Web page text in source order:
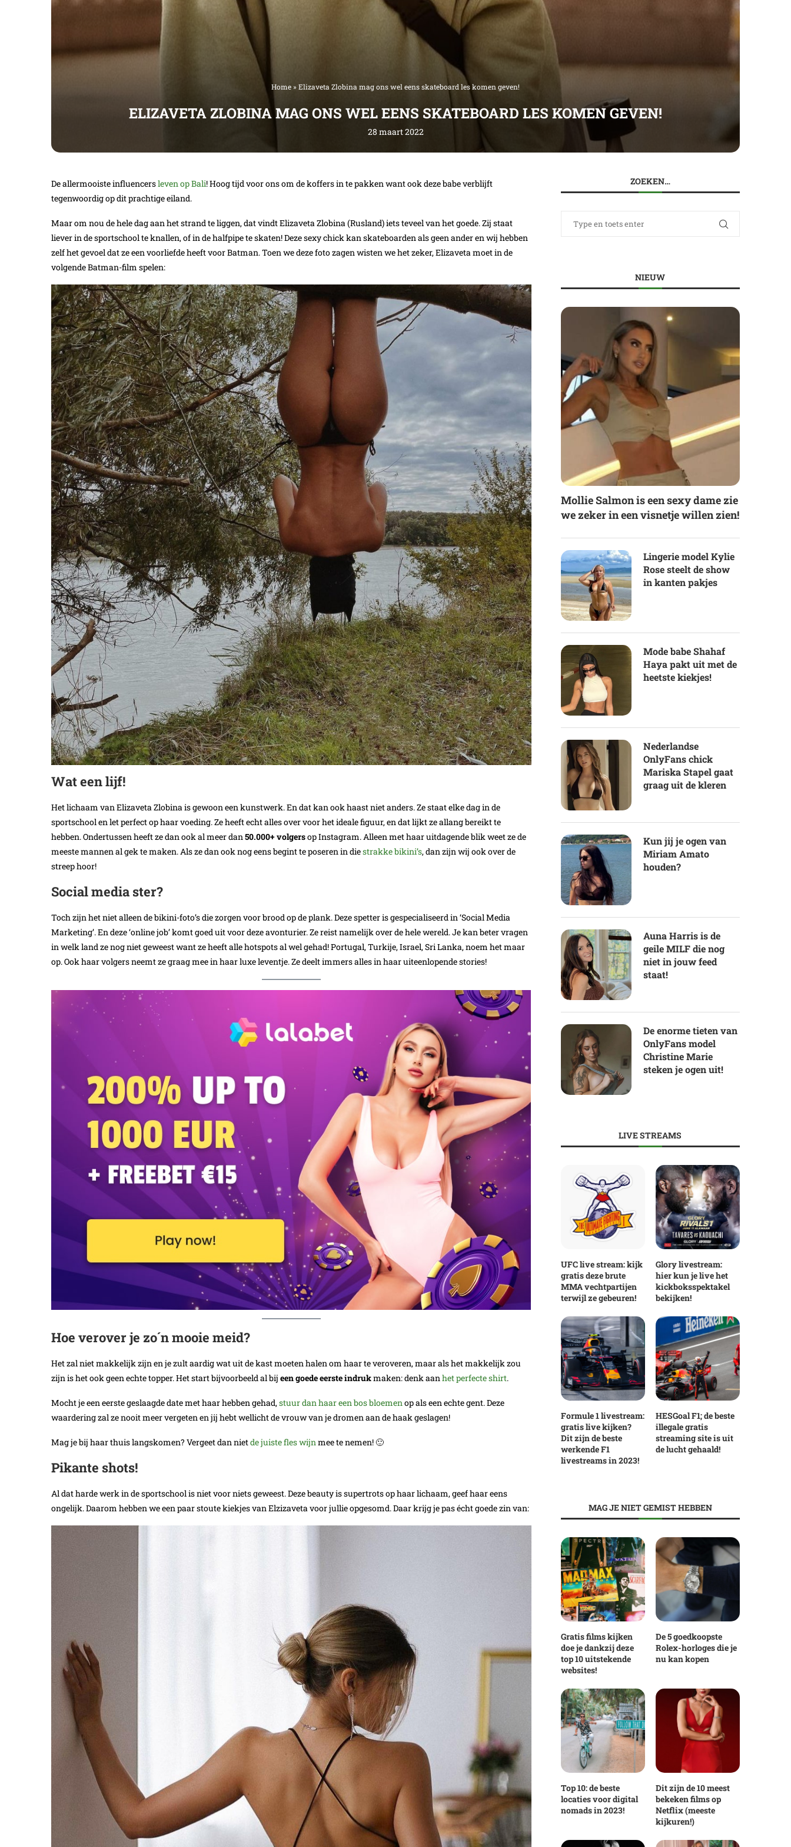
Home» Elizaveta Zlobina mag ons wel eens skateboard les komen geven!
ELIZAVETA ZLOBINA MAG ONS WEL EENS SKATEBOARD LES KOMEN GEVEN!
28 maart 2022
De allermooiste influencersleven op Bali! Hoog tijd voor ons om de koffers in te pakken want ook deze babe verblijft
tegenwoordig op dit prachtige eiland.
Maar om nou de hele dag aan het strand te liggen, dat vindt Elizaveta Zlobina (Rusland) iets teveel van het goede. Zij staat
liever in de sportschool te knallen, of in de halfpipe te skaten! Deze sexy chick kan skateboarden als geen ander en wij hebben
zelf het gevoel dat ze een voorliefde heeft voor Batman. Toen we deze foto zagen wisten we het zeker, Elizaveta moet in de
volgende Batman-film spelen:
Wat een lijf!
Het lichaam van Elizaveta Zlobina is gewoon een kunstwerk. En dat kan ook haast niet anders. Ze staat elke dag in de
sportschool en let perfect op haar voeding. Ze heeft echt alles over voor het ideale figuur, en dat lijkt ze allang bereikt te
hebben. Ondertussen heeft ze dan ook al meer dan 50.000+ volgersop Instagram. Alleen met haar uitdagende blik weet ze de
meeste mannen al gek te maken. Als ze dan ook nog eens begint te poseren in diestrakke bikini’s, dan zijn wij ook over de
streep hoor!
Social media ster?
Toch zijn het niet alleen de bikini-foto’s die zorgen voor brood op de plank. Deze spetter is gespecialiseerd in ‘Social Media
Marketing’. En deze ‘online job’ komt goed uit voor deze avonturier. Ze reist namelijk over de hele wereld. Je kan beter vragen
in welk land ze nog niet geweest want ze heeft alle hotspots al wel gehad! Portugal, Turkije, Israel, Sri Lanka, noem het maar
op. Ook haar volgers neemt ze graag mee in haar luxe leventje. Ze deelt immers alles in haar uiteenlopende stories!
Hoe verover je zo´n mooie meid?
Het zal niet makkelijk zijn en je zult aardig wat uit de kast moeten halen om haar te veroveren, maar als het makkelijk zou
zijn is het ook geen echte topper. Het start bijvoorbeeld al bij een goede eerste indrukmaken: denk aan het perfecte shirt.
Mocht je een eerste geslaagde date met haar hebben gehad, stuur dan haar een bos bloemen op als een echte gent. Deze
waardering zal ze nooit meer vergeten en jij hebt wellicht de vrouw van je dromen aan de haak geslagen!
Mag je bij haar thuis langskomen? Vergeet dan nietde juiste fles wijn mee te nemen! 🙂
Pikante shots!
Al dat harde werk in de sportschool is niet voor niets geweest. Deze beauty is supertrots op haar lichaam, geef haar eens
ongelijk. Daarom hebben we een paar stoute kiekjes van Elzizaveta voor jullie opgesomd. Daar krijg je pas écht goede zin van:
ZOEKEN…
NIEUW
Mollie Salmon is een sexy dame zie
we zeker in een visnetje willen zien!
Lingerie model Kylie
Rose steelt de show
in kanten pakjes
Mode babe Shahaf
Haya pakt uit met de
heetste kiekjes!
Nederlandse
OnlyFans chick
Mariska Stapel gaat
graag uit de kleren
Kun jij je ogen van
Miriam Amato
houden?
Auna Harris is de
geile MILF die nog
niet in jouw feed
staat!
De enorme tieten van
OnlyFans model
Christine Marie
steken je ogen uit!
LIVE STREAMS
UFC live stream: kijk
gratis deze brute
MMA vechtpartijen
terwijl ze gebeuren!
Glory livestream:
hier kun je live het
kickboksspektakel
bekijken!
Formule 1 livestream:
gratis live kijken?
Dit zijn de beste
werkende F1
livestreams in 2023!
HESGoal F1; de beste
illegale gratis
streaming site is uit
de lucht gehaald!
MAG JE NIET GEMIST HEBBEN
Gratis films kijken
doe je dankzij deze
top 10 uitstekende
websites!
De 5 goedkoopste
Rolex-horloges die je
nu kan kopen
Top 10: de beste
locaties voor digital
nomads in 2023!
Dit zijn de 10 meest
bekeken films op
Netflix (meeste
kijkuren!)